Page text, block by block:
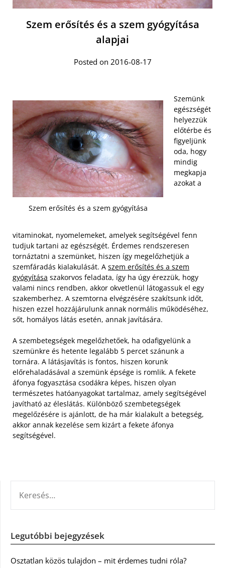
Szem erősítés és a szem gyógyítása
alapjai
Posted on 2016-08-17
Szem erősítés és a szem gyógyítása
Szemünk
egészségét
helyezzük
előtérbe és
figyeljünk
oda, hogy
mindig
megkapja
azokat a
vitaminokat, nyomelemeket, amelyek segítségével fenn
tudjuk tartani az egészségét. Érdemes rendszeresen
tornáztatni a szemünket, hiszen így megelőzhetjük a
szemfáradás kialakulását. A szem erősítés és a szem
gyógyítása szakorvos feladata, így ha úgy érezzük, hogy
valami nincs rendben, akkor okvetlenül látogassuk el egy
szakemberhez. A szemtorna elvégzésére szakítsunk időt,
hiszen ezzel hozzájárulunk annak normális működéséhez,
sőt, homályos látás esetén, annak javítására.
A szembetegségek megelőzhetőek, ha odafigyelünk a
szemünkre és hetente legalább 5 percet szánunk a
tornára. A látásjavítás is fontos, hiszen korunk
előrehaladásával a szemünk épsége is romlik. A fekete
áfonya fogyasztása csodákra képes, hiszen olyan
természetes hatóanyagokat tartalmaz, amely segítségével
javítható az éleslátás. Különböző szembetegségek
megelőzésére is ajánlott, de ha már kialakult a betegség,
akkor annak kezelése sem kizárt a fekete áfonya
segítségével.
Legutóbbi bejegyzések
Osztatlan közös tulajdon – mit érdemes tudni róla?